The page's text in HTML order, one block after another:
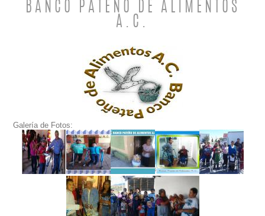
BANCO PATEÑO DE ALIMENTOS
A.C.
Galería de Fotos: